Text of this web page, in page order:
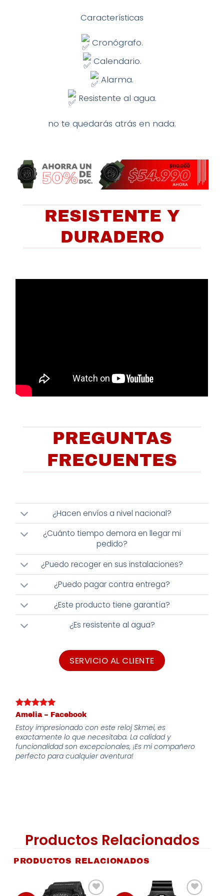
Características
Cronógrafo.
Calendario.
Alarma.
Resistente al agua.
no te quedarás atrás en nada.
RESISTENTE Y
DURADERO
PREGUNTAS
FRECUENTES
¿Hacen envíos a nivel nacional?
¿Cuánto tiempo demora en llegar mi
pedido?
¿Puedo recoger en sus instalaciones?
¿Puedo pagar contra entrega?
¿Este producto tiene garantía?
¿Es resistente al agua?
SERVICIO AL CLIENTE
Amelia – Facebook
Estoy impresionado con este reloj Skmei, es
exactamente lo que necesitaba. La calidad y
funcionalidad son excepcionales, ¡Es mi compañero
perfecto para cualquier aventura!
Productos Relacionados
PRODUCTOS RELACIONADOS